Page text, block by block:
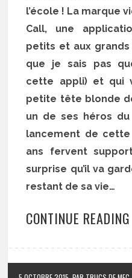
l’école ! La marque
Call, une
petits et aux
que je sais pas
cette appli) et qui
petite tête blonde
un de ses héros
lancement de
ans fervent
surprise qu’il va
restant de sa vie…
CONTINUE READING